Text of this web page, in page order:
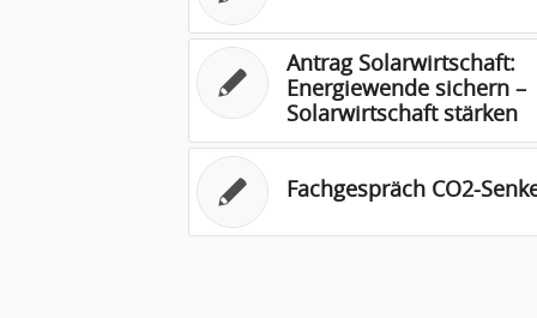
Antrag Solarwirtschaft:
Energiewende sichern –
Solarwirtschaft stärken
Fachgespräch CO2-